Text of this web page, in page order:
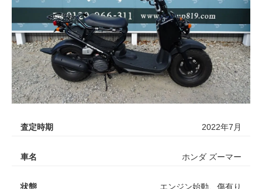
査定時期 2022年7月
車名 ホンダ ズーマー
状態 エンジン始動、傷有り